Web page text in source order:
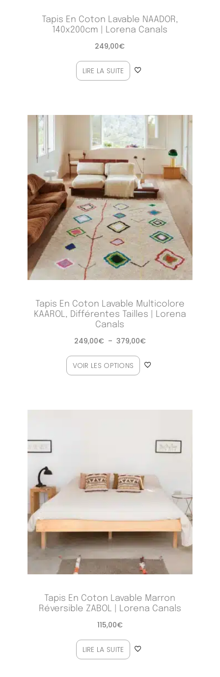
Tapis En Coton Lavable NAADOR,
140x200cm | Lorena Canals
249,00€
LIRE LA SUITE
Tapis En Coton Lavable Multicolore
KAAROL, Différentes Tailles | Lorena
Canals
249,00€ – 379,00€
VOIR LES OPTIONS
Tapis En Coton Lavable Marron
Réversible ZABOL | Lorena Canals
115,00€
LIRE LA SUITE